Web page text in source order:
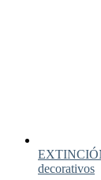
decorativos